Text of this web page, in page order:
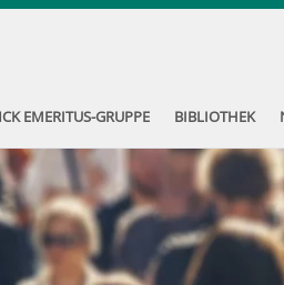
EMERITUS-GRUPPE BIBLIOTHEK